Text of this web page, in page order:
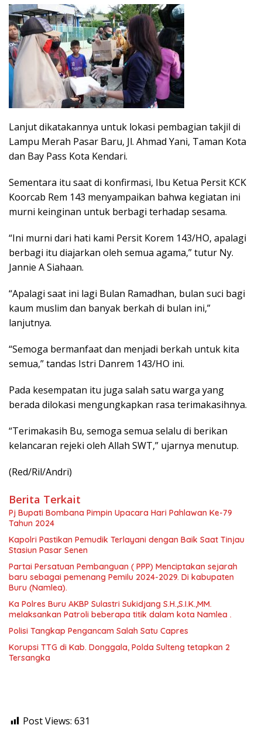
Lanjut dikatakannya untuk lokasi pembagian takjil di
Lampu Merah Pasar Baru, Jl. Ahmad Yani, Taman Kota
dan Bay Pass Kota Kendari.
Sementara itu saat di konfirmasi, Ibu Ketua Persit KCK
Koorcab Rem 143 menyampaikan bahwa kegiatan ini
murni keinginan untuk berbagi terhadap sesama.
“Ini murni dari hati kami Persit Korem 143/HO, apalagi
berbagi itu diajarkan oleh semua agama,” tutur Ny.
Jannie A Siahaan.
“Apalagi saat ini lagi Bulan Ramadhan, bulan suci bagi
kaum muslim dan banyak berkah di bulan ini,”
lanjutnya.
“Semoga bermanfaat dan menjadi berkah untuk kita
semua,” tandas Istri Danrem 143/HO ini.
Pada kesempatan itu juga salah satu warga yang
berada dilokasi mengungkapkan rasa terimakasihnya.
“Terimakasih Bu, semoga semua selalu di berikan
kelancaran rejeki oleh Allah SWT,” ujarnya menutup.
(Red/Ril/Andri)
Berita Terkait
Pj Bupati Bombana Pimpin Upacara Hari Pahlawan Ke-79
Tahun 2024
Kapolri Pastikan Pemudik Terlayani dengan Baik Saat Tinjau
Stasiun Pasar Senen
Partai Persatuan Pembanguan ( PPP) Menciptakan sejarah
baru sebagai pemenang Pemilu 2024-2029. Di kabupaten
Buru (Namlea).
Ka Polres Buru AKBP Sulastri Sukidjang S.H.,S.I.K.,MM.
melaksankan Patroli beberapa titik dalam kota Namlea .
Polisi Tangkap Pengancam Salah Satu Capres
Korupsi TTG di Kab. Donggala, Polda Sulteng tetapkan 2
Tersangka
Post Views: 631